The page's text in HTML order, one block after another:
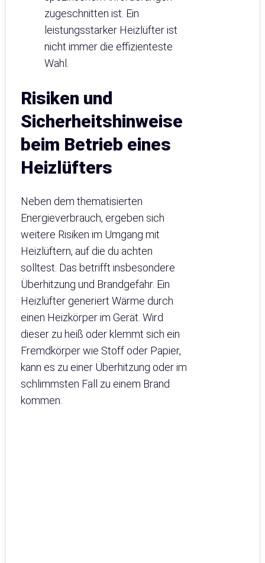
zugeschnitten ist. Ein
leistungsstarker Heizlüfter ist
nicht immer die effizienteste
Wahl.
Risiken und
Sicherheitshinweise
beim Betrieb eines
Heizlüfters
Neben dem thematisierten
Energieverbrauch, ergeben sich
weitere Risiken im Umgang mit
Heizlüftern, auf die du achten
solltest. Das betrifft insbesondere
Überhitzung und Brandgefahr. Ein
Heizlüfter generiert Wärme durch
einen Heizkörper im Gerät. Wird
dieser zu heiß oder klemmt sich ein
Fremdkörper wie Stoff oder Papier,
kann es zu einer Überhitzung oder im
schlimmsten Fall zu einem Brand
kommen.